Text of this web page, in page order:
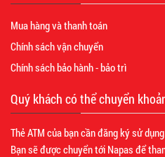
Mua hàng và thanh toán
Chính sách vận chuyển
Chính sách bảo hành - bảo trì
Quý khách có thể chuyển
Thẻ ATM của bạn cần đăng ký sử
Bạn sẽ được chuyển tới Napas để